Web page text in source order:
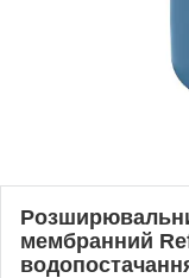
мембранний